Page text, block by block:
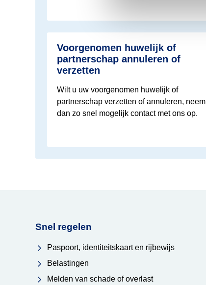
Voorgenomen huwelijk of
partnerschap annuleren of
verzetten
Wilt u uw voorgenomen huwelijk of
partnerschap verzetten of annuleren, neem
dan zo snel mogelijk contact met ons op.
Snel regelen
Paspoort, identiteitskaart en rijbewijs
Belastingen
Melden van schade of overlast